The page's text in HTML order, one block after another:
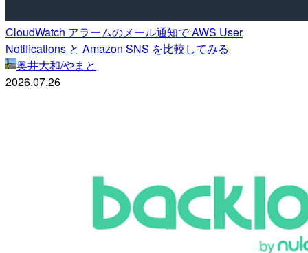
CloudWatch アラームのメール通知で AWS User
Notifications と Amazon SNS を比較してみる
奥井大和/やまと
2026.07.26